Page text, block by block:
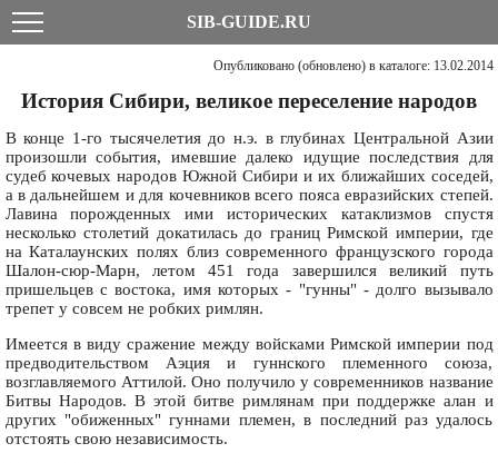
SIB-GUIDE.RU
Опубликовано (обновлено) в каталоге: 13.02.2014
История Сибири, великое переселение народов
В конце 1-го тысячелетия до н.э. в глубинах Центральной Азии
произошли события, имевшие далеко идущие последствия для
судеб кочевых народов Южной Сибири и их ближайших соседей,
а в дальнейшем и для кочевников всего пояса евразийских степей.
Лавина порожденных ими исторических катаклизмов спустя
несколько столетий докатилась до границ Римской империи, где
на Каталаунских полях близ современного французского города
Шалон-сюр-Марн, летом 451 года завершился великий путь
пришельцев с востока, имя которых - "гунны" - долго вызывало
трепет у совсем не робких римлян.
Имеется в виду сражение между войсками Римской империи под
предводительством Аэция и гуннского племенного союза,
возглавляемого Аттилой. Оно получило у современников название
Битвы Народов. В этой битве римлянам при поддержке алан и
других "обиженных" гуннами племен, в последний раз удалось
отстоять свою независимость.